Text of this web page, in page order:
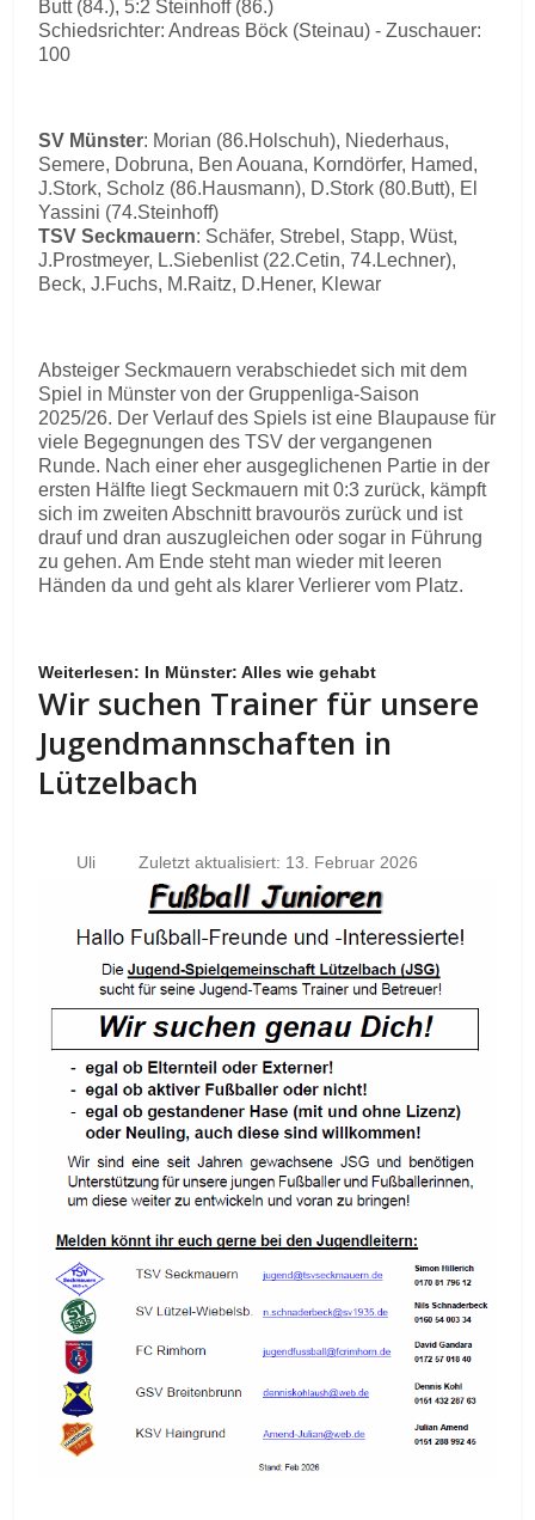
Butt (84.), 5:2 Steinhoff (86.)
Schiedsrichter: Andreas Böck (Steinau) - Zuschauer:
100
SV Münster: Morian (86.Holschuh), Niederhaus,
Semere, Dobruna, Ben Aouana, Korndörfer, Hamed,
J.Stork, Scholz (86.Hausmann), D.Stork (80.Butt), El
Yassini (74.Steinhoff)
TSV Seckmauern: Schäfer, Strebel, Stapp, Wüst,
J.Prostmeyer, L.Siebenlist (22.Cetin, 74.Lechner),
Beck, J.Fuchs, M.Raitz, D.Hener, Klewar
Absteiger Seckmauern verabschiedet sich mit dem
Spiel in Münster von der Gruppenliga-Saison
2025/26. Der Verlauf des Spiels ist eine Blaupause für
viele Begegnungen des TSV der vergangenen
Runde. Nach einer eher ausgeglichenen Partie in der
ersten Hälfte liegt Seckmauern mit 0:3 zurück, kämpft
sich im zweiten Abschnitt bravourös zurück und ist
drauf und dran auszugleichen oder sogar in Führung
zu gehen. Am Ende steht man wieder mit leeren
Händen da und geht als klarer Verlierer vom Platz.
Weiterlesen: In Münster: Alles wie gehabt
Wir suchen Trainer für unsere
Jugendmannschaften in
Lützelbach
Uli Zuletzt aktualisiert: 13. Februar 2026